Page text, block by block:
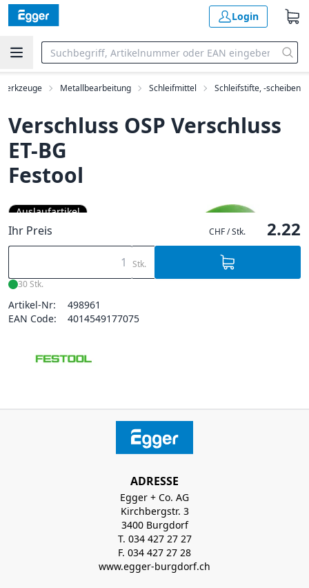
Login
Metallbearbeitung Schleifmittel Schleifstifte, -scheiben
Verschluss OSP Verschluss
ET-BG
Festool
Auslaufartikel
Ihr Preis CHF / Stk. 2.22
Stk.
30 Stk.
Artikel-Nr:
498961
EAN Code:
4014549177075
ADRESSE
Egger + Co. AG
Kirchbergstr. 3
3400 Burgdorf
T. 034 427 27 27
F. 034 427 27 28
www.egger-burgdorf.ch